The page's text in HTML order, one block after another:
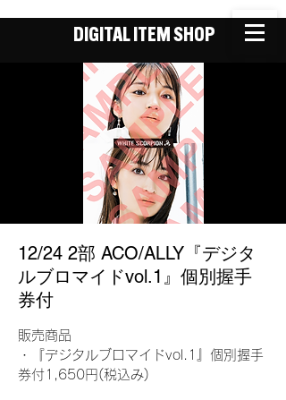
DIGITAL ITEM SHOP
12/24 2部 ACO/ALLY『デジタ
ルブロマイドvol.1』個別握手
券付
販売商品
・『デジタルブロマイドvol.1』個別握手
券付1,650円(税込み)